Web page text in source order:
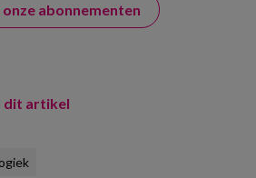
abonnementen
dit artikel